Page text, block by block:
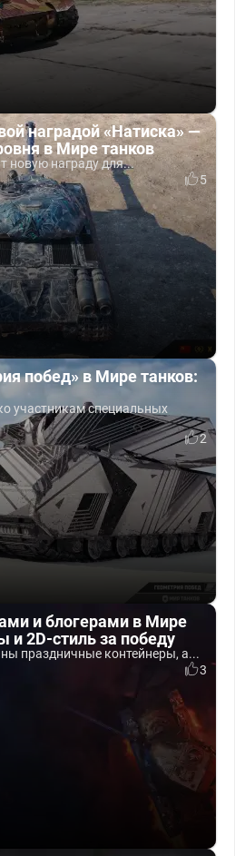
наградой «Натиска» —
в Мире танков
новую награду для...
5
побед» в Мире танков:
участникам специальных
2
и блогерами в Мире
и 2D-стиль за победу
праздничные контейнеры, а...
3